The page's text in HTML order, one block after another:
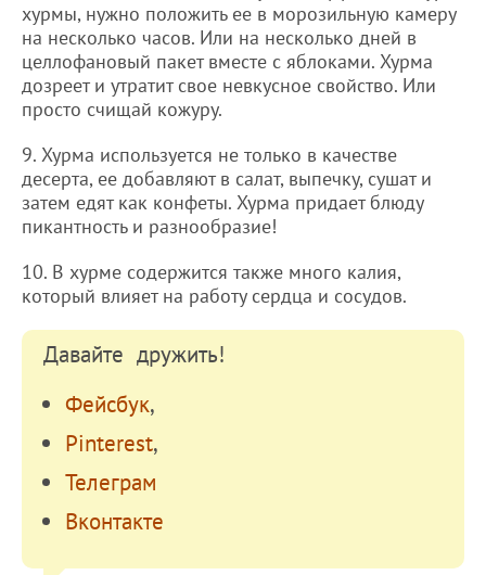
хурмы, нужно положить ее в морозильную камеру
на несколько часов. Или на несколько дней в
целлофановый пакет вместе с яблоками. Хурма
дозреет и утратит свое невкусное свойство. Или
просто счищай кожуру.
9. Хурма используется не только в качестве
десерта, ее добавляют в салат, выпечку, сушат и
затем едят как конфеты. Хурма придает блюду
пикантность и разнообразие!
10. В хурме содержится также много калия,
который влияет на работу сердца и сосудов.
Давайте дружить!
Фейсбук,
Pinterest,
Телеграм
Вконтакте